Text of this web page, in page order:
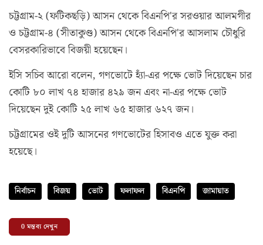
চট্টগ্রাম-২ (ফটিকছড়ি) আসন থেকে বিএনপি'র সরওয়ার আলমগীর
ও চট্টগ্রাম-৪ (সীতাকুণ্ড) আসন থেকে বিএনপি'র আসলাম চৌধুরি
বেসরকারিভাবে বিজয়ী হয়েছেন।
ইসি সচিব আরো বলেন, গণভোটে হ্যাঁ-এর পক্ষে ভোট দিয়েছেন চার
কোটি ৮০ লাখ ৭৪ হাজার ৪২৯ জন এবং না-এর পক্ষে ভোট
দিয়েছেন দুই কোটি ২৫ লাখ ৬৫ হাজার ৬২৭ জন।
চট্টগ্রামের ওই দুটি আসনের গণভোটের হিসাবও এতে যুক্ত করা
হয়েছে।
নির্বাচন বিজয় ভোট ফলাফল বিএনপি জামায়াত
0মন্তব্য দেখুন